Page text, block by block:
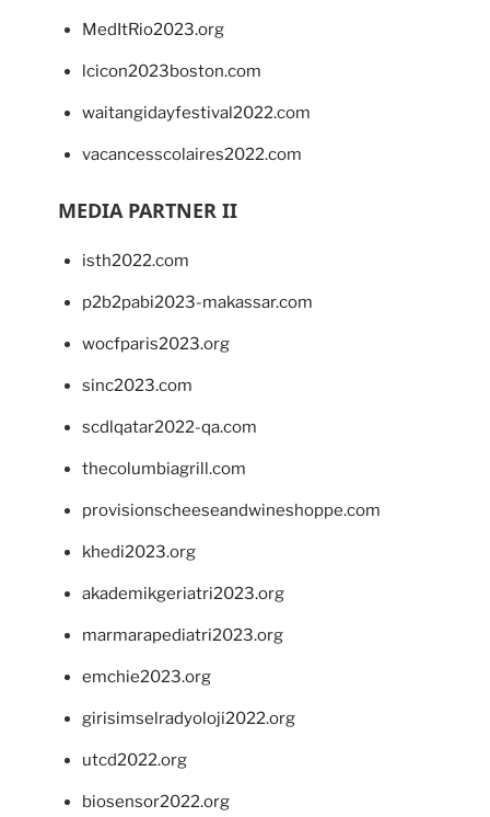
MedItRio2023.org
lcicon2023boston.com
waitangidayfestival2022.com
vacancesscolaires2022.com
MEDIA PARTNER II
isth2022.com
p2b2pabi2023-makassar.com
wocfparis2023.org
sinc2023.com
scdlqatar2022-qa.com
thecolumbiagrill.com
provisionscheeseandwineshoppe.com
khedi2023.org
akademikgeriatri2023.org
marmarapediatri2023.org
emchie2023.org
girisimselradyoloji2022.org
utcd2022.org
biosensor2022.org